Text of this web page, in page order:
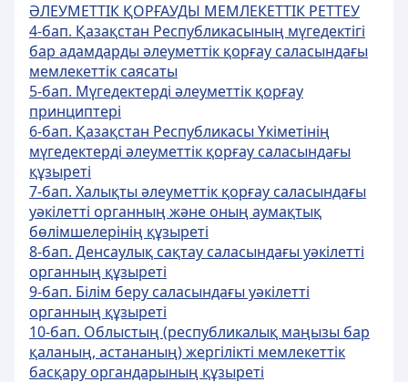
ӘЛЕУМЕТТІК ҚОРҒАУДЫ МЕМЛЕКЕТТІК РЕТТЕУ
4-бап. Қазақстан Республикасының мүгедектігі
бар адамдарды әлеуметтiк қорғау саласындағы
мемлекеттік саясаты
5-бап. Мүгедектердi әлеуметтiк қорғау
принциптерi
6-бап. Қазақстан Республикасы Үкiметiнiң
мүгедектердi әлеуметтiк қорғау саласындағы
құзыретi
7-бап. Халықты әлеуметтiк қорғау саласындағы
уәкiлеттi органның және оның аумақтық
бөлiмшелерiнiң құзыретi
8-бап. Денсаулық сақтау саласындағы уәкiлеттi
органның құзыретi
9-бап. Бiлiм беру саласындағы уәкiлеттi
органның құзыретi
10-бап. Облыстың (республикалық маңызы бар
қаланың, астананың) жергiлiктi мемлекеттiк
басқару органдарының құзыретi